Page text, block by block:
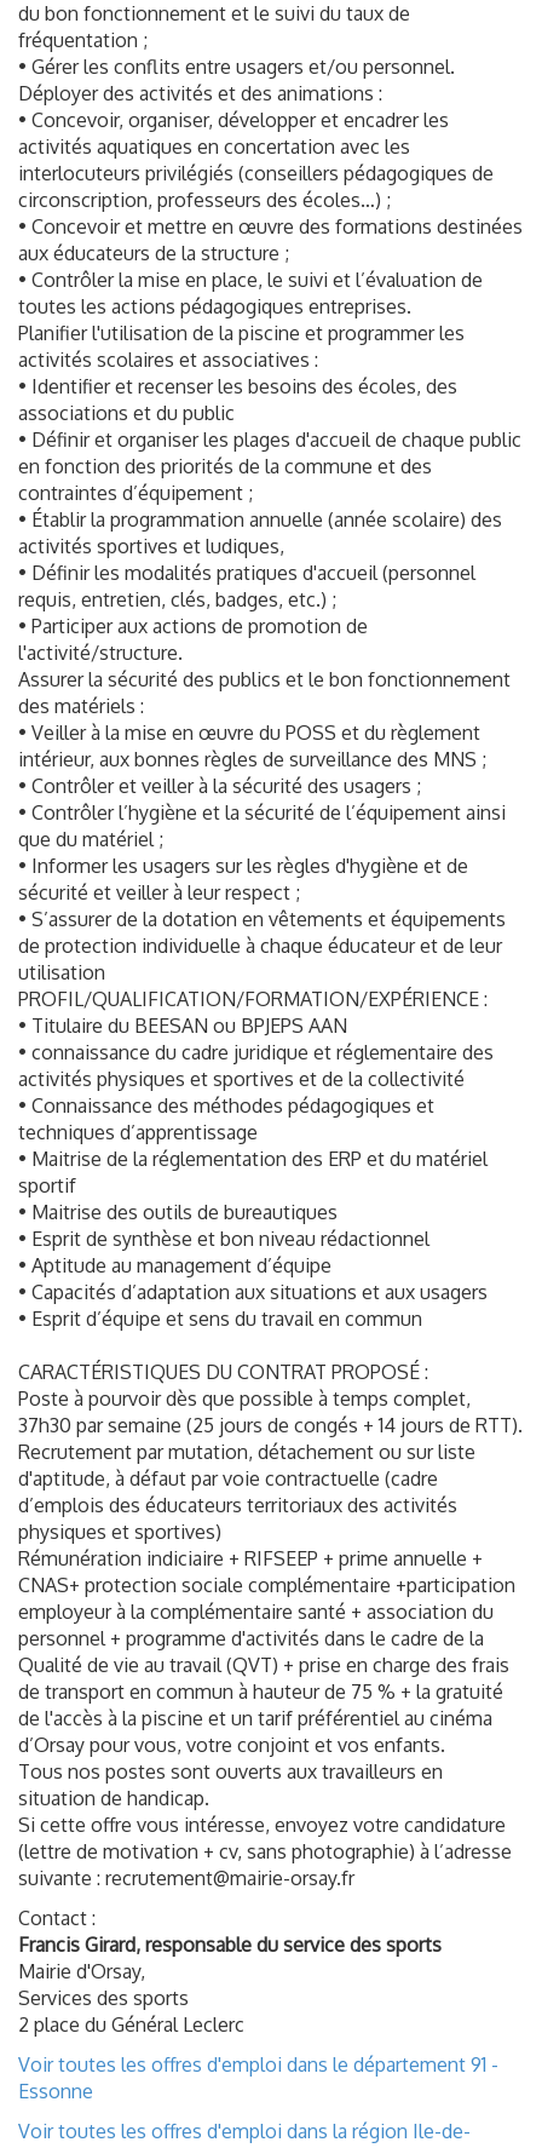
du bon fonctionnement et le suivi du taux de
fréquentation ;
• Gérer les conflits entre usagers et/ou personnel.
Déployer des activités et des animations :
• Concevoir, organiser, développer et encadrer les
activités aquatiques en concertation avec les
interlocuteurs privilégiés (conseillers pédagogiques de
circonscription, professeurs des écoles…) ;
• Concevoir et mettre en œuvre des formations destinées
aux éducateurs de la structure ;
• Contrôler la mise en place, le suivi et l’évaluation de
toutes les actions pédagogiques entreprises.
Planifier l'utilisation de la piscine et programmer les
activités scolaires et associatives :
• Identifier et recenser les besoins des écoles, des
associations et du public
• Définir et organiser les plages d'accueil de chaque public
en fonction des priorités de la commune et des
contraintes d’équipement ;
• Établir la programmation annuelle (année scolaire) des
activités sportives et ludiques,
• Définir les modalités pratiques d'accueil (personnel
requis, entretien, clés, badges, etc.) ;
• Participer aux actions de promotion de
l'activité/structure.
Assurer la sécurité des publics et le bon fonctionnement
des matériels :
• Veiller à la mise en œuvre du POSS et du règlement
intérieur, aux bonnes règles de surveillance des MNS ;
• Contrôler et veiller à la sécurité des usagers ;
• Contrôler l’hygiène et la sécurité de l’équipement ainsi
que du matériel ;
• Informer les usagers sur les règles d'hygiène et de
sécurité et veiller à leur respect ;
• S’assurer de la dotation en vêtements et équipements
de protection individuelle à chaque éducateur et de leur
utilisation
PROFIL/QUALIFICATION/FORMATION/EXPÉRIENCE :
• Titulaire du BEESAN ou BPJEPS AAN
• connaissance du cadre juridique et réglementaire des
activités physiques et sportives et de la collectivité
• Connaissance des méthodes pédagogiques et
techniques d’apprentissage
• Maitrise de la réglementation des ERP et du matériel
sportif
• Maitrise des outils de bureautiques
• Esprit de synthèse et bon niveau rédactionnel
• Aptitude au management d’équipe
• Capacités d’adaptation aux situations et aux usagers
• Esprit d’équipe et sens du travail en commun
CARACTÉRISTIQUES DU CONTRAT PROPOSÉ :
Poste à pourvoir dès que possible à temps complet,
37h30 par semaine (25 jours de congés + 14 jours de RTT).
Recrutement par mutation, détachement ou sur liste
d'aptitude, à défaut par voie contractuelle (cadre
d’emplois des éducateurs territoriaux des activités
physiques et sportives)
Rémunération indiciaire + RIFSEEP + prime annuelle +
CNAS+ protection sociale complémentaire +participation
employeur à la complémentaire santé + association du
personnel + programme d'activités dans le cadre de la
Qualité de vie au travail (QVT) + prise en charge des frais
de transport en commun à hauteur de 75 % + la gratuité
de l'accès à la piscine et un tarif préférentiel au cinéma
d’Orsay pour vous, votre conjoint et vos enfants.
Tous nos postes sont ouverts aux travailleurs en
situation de handicap.
Si cette offre vous intéresse, envoyez votre candidature
(lettre de motivation + cv, sans photographie) à l’adresse
suivante : recrutement@mairie-orsay.fr
Contact :
Francis Girard, responsable du service des sports
Mairie d'Orsay,
Services des sports
2 place du Général Leclerc
Voir toutes les offres d'emploi dans le département 91 -
Essonne
Voir toutes les offres d'emploi dans la région Ile-de-